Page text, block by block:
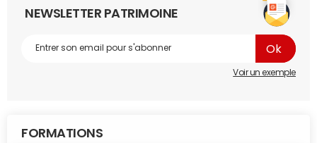
NEWSLETTER PATRIMOINE
Voir un exemple
FORMATIONS